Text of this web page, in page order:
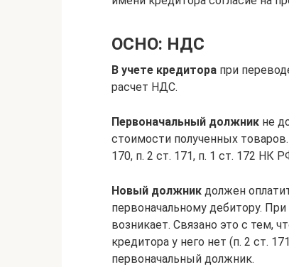
ОСНО: НДС
В учете кредитора при
расчет НДС.
Первоначальный должник не
стоимости полученных
170, п. 2 ст. 171, п. 1 ст. 172 НК
Новый должник должен
первоначальному дебитору.
возникает. Связано это с тем,
кредитора у него нет (п. 2 ст.
первоначальный должник.